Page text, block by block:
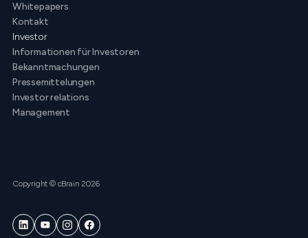
Whitepapers
Kontakt
Investor
Informationen für Investoren
Bekanntmachungen
Pressemittelungen
Investor relations
Management
Copyright © cBrain 2026